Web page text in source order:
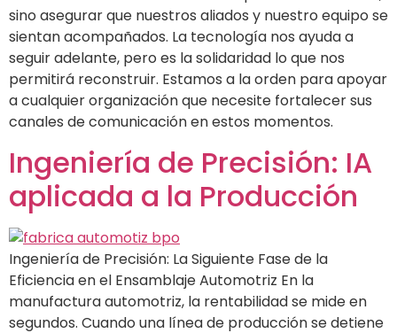
sino asegurar que nuestros aliados y nuestro equipo se
sientan acompañados. La tecnología nos ayuda a
seguir adelante, pero es la solidaridad lo que nos
permitirá reconstruir. Estamos a la orden para apoyar
a cualquier organización que necesite fortalecer sus
canales de comunicación en estos momentos.
Ingeniería de Precisión: IA
aplicada a la Producción
Ingeniería de Precisión: La Siguiente Fase de la
Eficiencia en el Ensamblaje Automotriz En la
manufactura automotriz, la rentabilidad se mide en
segundos. Cuando una línea de producción se detiene